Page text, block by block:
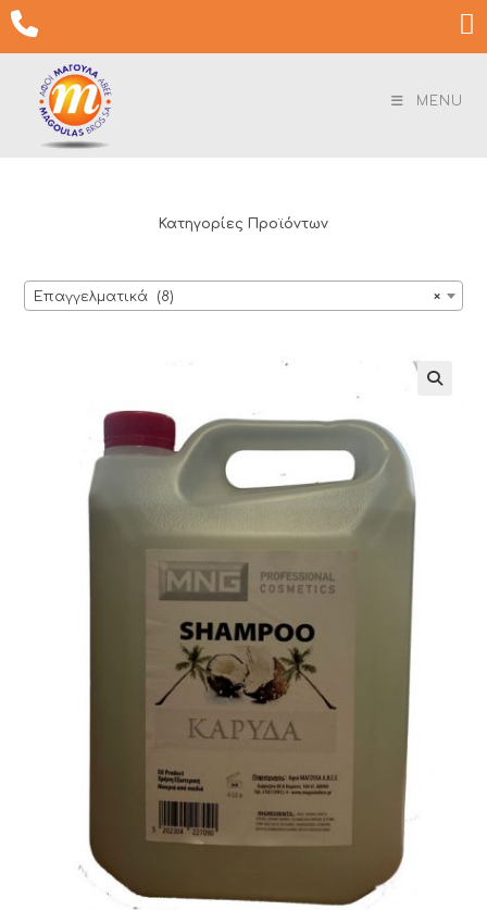
Skip
content

MENU
Κατηγορίες Προϊόντων
×
Επαγγελματικά (8)